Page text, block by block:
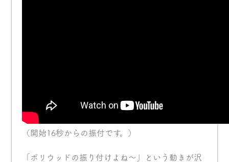
（開始16秒からの振付です。）
「ボリウッドの振り付けよね〜」という動きが沢